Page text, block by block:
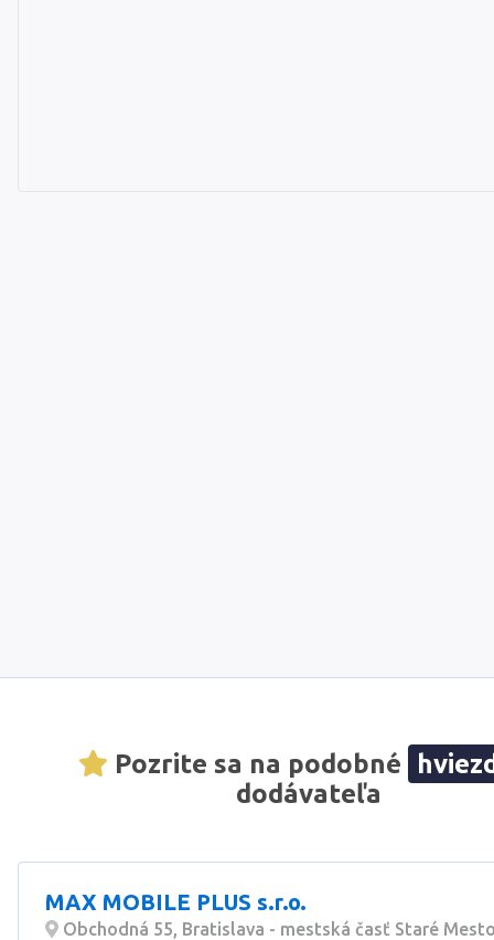
Pozrite sa na podobné
dodávateľa
MAX MOBILE PLUS s.r.o.
Obchodná 55, Bratislava - mestská časť Staré